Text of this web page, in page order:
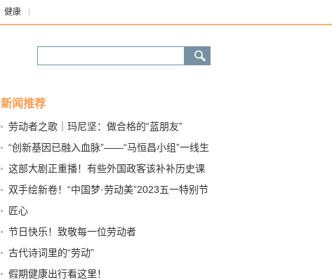
健康
新闻推荐
劳动者之歌｜玛尼坚：做合格的“蓝朋友”
“创新基因已融入血脉”——“马恒昌小组”一线生
产见闻
这部大剧正重播！有些外国政客该补补历史课
了
双手绘新卷！“中国梦·劳动美”2023五一特别节
目唱响最美劳动者赞歌
匠心
节日快乐！致敬每一位劳动者
古代诗词里的“劳动”
假期健康出行看这里！